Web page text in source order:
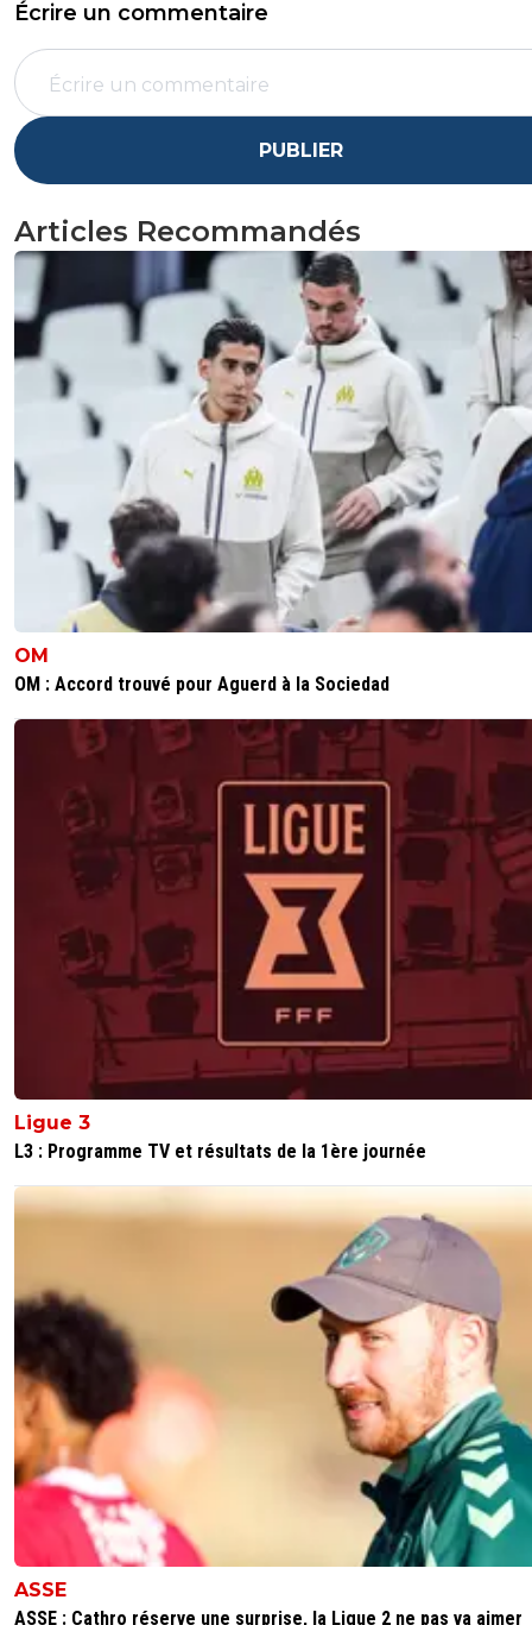
Écrire un commentaire
PUBLIER
Articles Recommandés
OM
OM : Accord trouvé pour Aguerd à la Sociedad
Ligue 3
L3 : Programme TV et résultats de la 1ère journée
ASSE
ASSE : Cathro réserve une surprise, la Ligue 2 ne pas va aimer